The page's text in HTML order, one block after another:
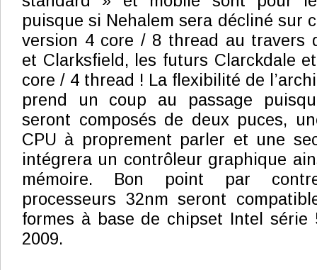
puisque si Nehalem sera décliné sur
version 4 core / 8 thread au travers
et Clarksfield, les futurs Clarckdale
core / 4 thread ! La flexibilité de
prend un coup au passage
seront composés de deux puces,
CPU à proprement parler et une
intégrera un contrôleur graphique
mémoire. Bon point par
processeurs 32nm seront
formes à base de chipset Intel
2009.